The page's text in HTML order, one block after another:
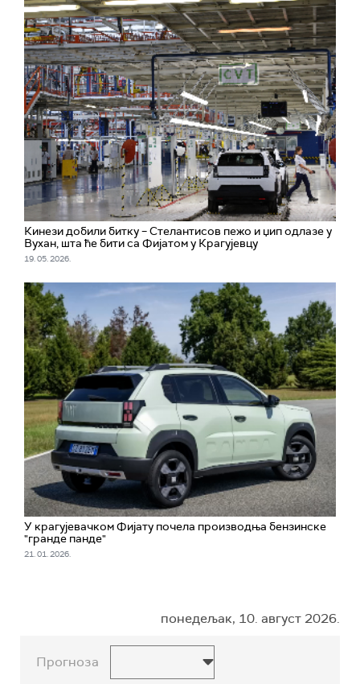
Кинези добили битку – Стелантисов пежо и џип одлазе у
Вухан, шта ће бити са Фијатом у Крагујевцу
19. 05. 2026.
У крагујевачком Фијату почела производња бензинске
"гранде панде"
21. 01. 2026.
понедељак, 10. август 2026.
Прогноза